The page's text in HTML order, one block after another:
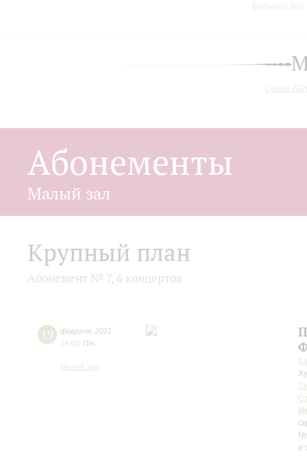
Сезон
Абонементы
Малый зал
Крупный план
Абонемент № 7, 6 концертов
19 февраля 2021
19:00 Пт
Малый зал
№
и